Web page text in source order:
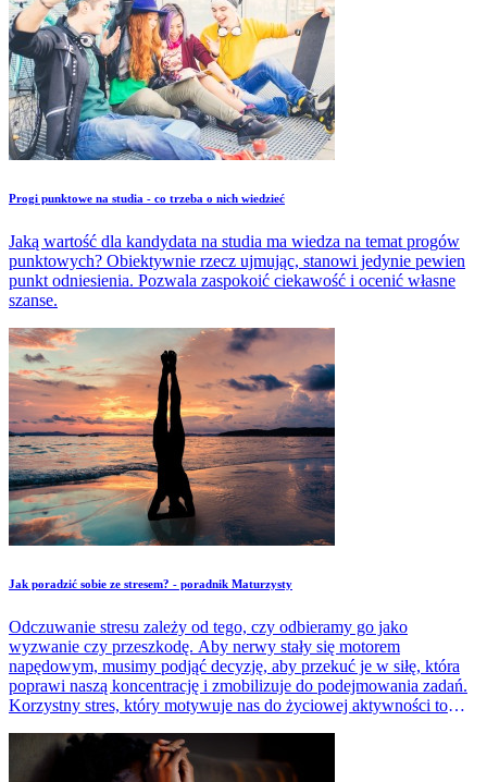
​Progi punktowe na studia - co trzeba o nich wiedzieć
Jaką wartość dla kandydata na studia ma wiedza na temat progów
punktowych? Obiektywnie rzecz ujmując, stanowi jedynie pewien
punkt odniesienia. Pozwala zaspokoić ciekawość i ocenić własne
szanse.
Jak poradzić sobie ze stresem? - poradnik Maturzysty
Odczuwanie stresu zależy od tego, czy odbieramy go jako
wyzwanie czy przeszkodę. Aby nerwy stały się motorem
napędowym, musimy podjąć decyzję, aby przekuć je w siłę, która
poprawi naszą koncentrację i zmobilizuje do podejmowania zadań.
Korzystny stres, który motywuje nas do życiowej aktywności to